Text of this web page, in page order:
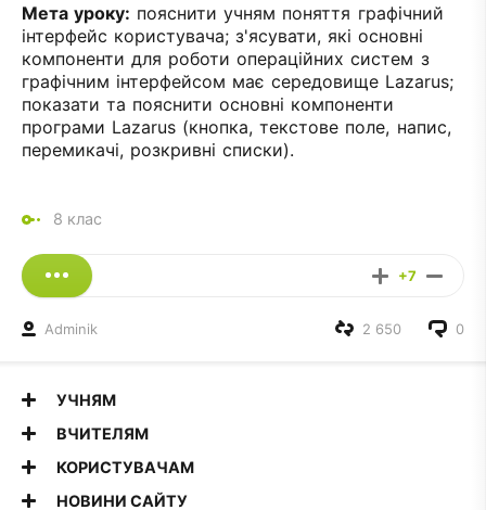
Мета уроку: пояснити учням поняття графічний
інтерфейс користувача; з'ясувати, які основні
компоненти для роботи операційних систем з
графічним інтерфейсом має середовище Lazarus;
показати та пояснити основні компоненти
програми Lazarus (кнопка, текстове поле, напис,
перемикачі, розкривні списки).
8 клас
+7
Adminik 0
2 650
УЧНЯМ
ВЧИТЕЛЯМ
КОРИСТУВАЧАМ
НОВИНИ САЙТУ